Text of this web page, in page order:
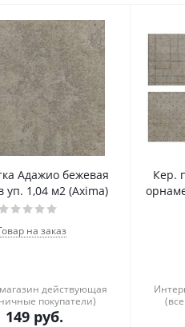
Адажио бежевая
уп. 1,04 м2 (Axima)
на заказ
действующая
покупатели)
149 руб.
Кер.